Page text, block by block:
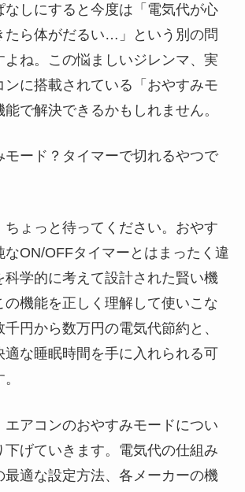
なしにすると今度は「電気代が心
ら体がだるい…」という別の問
よね。この悩ましいジレンマ、実
ンに搭載されている「おやすみモ
で解決できるかもしれません。
モード？タイマーで切れるやつで
ちょっと待ってください。おやす
なON/OFFタイマーとはまったく違
科学的に考えて設計された賢い機
の機能を正しく理解して使いこな
円から数万円の電気代節約と、
適な睡眠時間を手に入れられる可
エアコンのおやすみモードについ
下げていきます。電気代の仕組み
最適な設定方法、各メーカーの機